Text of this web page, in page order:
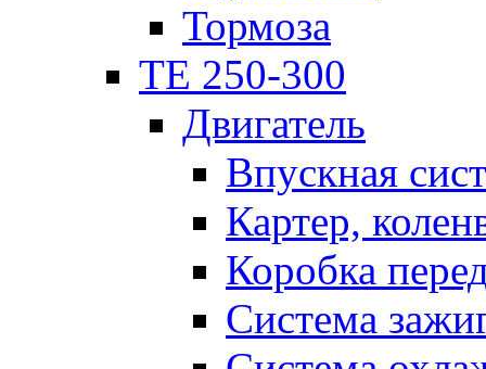
Тормоза
TE 250-300
Двигатель
Впускная
Картер,
Коробка
Система